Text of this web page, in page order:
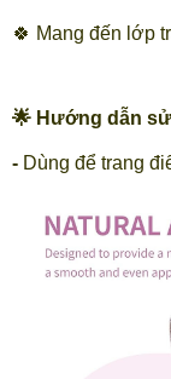
🍀 Mang đến lớp
🌟 Hướng dẫn
- Dùng để trang